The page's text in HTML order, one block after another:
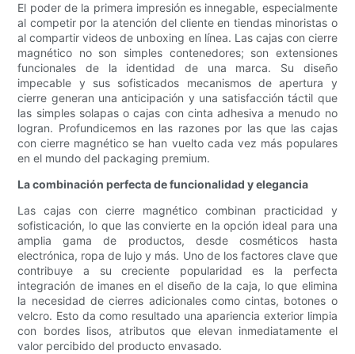
El poder de la primera impresión es innegable, especialmente
al competir por la atención del cliente en tiendas minoristas o
al compartir videos de unboxing en línea. Las cajas con cierre
magnético no son simples contenedores; son extensiones
funcionales de la identidad de una marca. Su diseño
impecable y sus sofisticados mecanismos de apertura y
cierre generan una anticipación y una satisfacción táctil que
las simples solapas o cajas con cinta adhesiva a menudo no
logran. Profundicemos en las razones por las que las cajas
con cierre magnético se han vuelto cada vez más populares
en el mundo del packaging premium.
La combinación perfecta de funcionalidad y elegancia
Las cajas con cierre magnético combinan practicidad y
sofisticación, lo que las convierte en la opción ideal para una
amplia gama de productos, desde cosméticos hasta
electrónica, ropa de lujo y más. Uno de los factores clave que
contribuye a su creciente popularidad es la perfecta
integración de imanes en el diseño de la caja, lo que elimina
la necesidad de cierres adicionales como cintas, botones o
velcro. Esto da como resultado una apariencia exterior limpia
con bordes lisos, atributos que elevan inmediatamente el
valor percibido del producto envasado.